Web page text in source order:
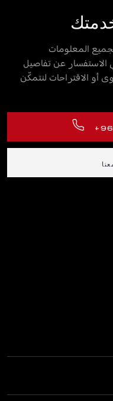
المعلومات
الاستفسار عن تفاصيل
أو الاقتراحات لنتمكّن